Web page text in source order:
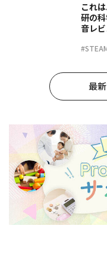
これ
研の
音レビ
最